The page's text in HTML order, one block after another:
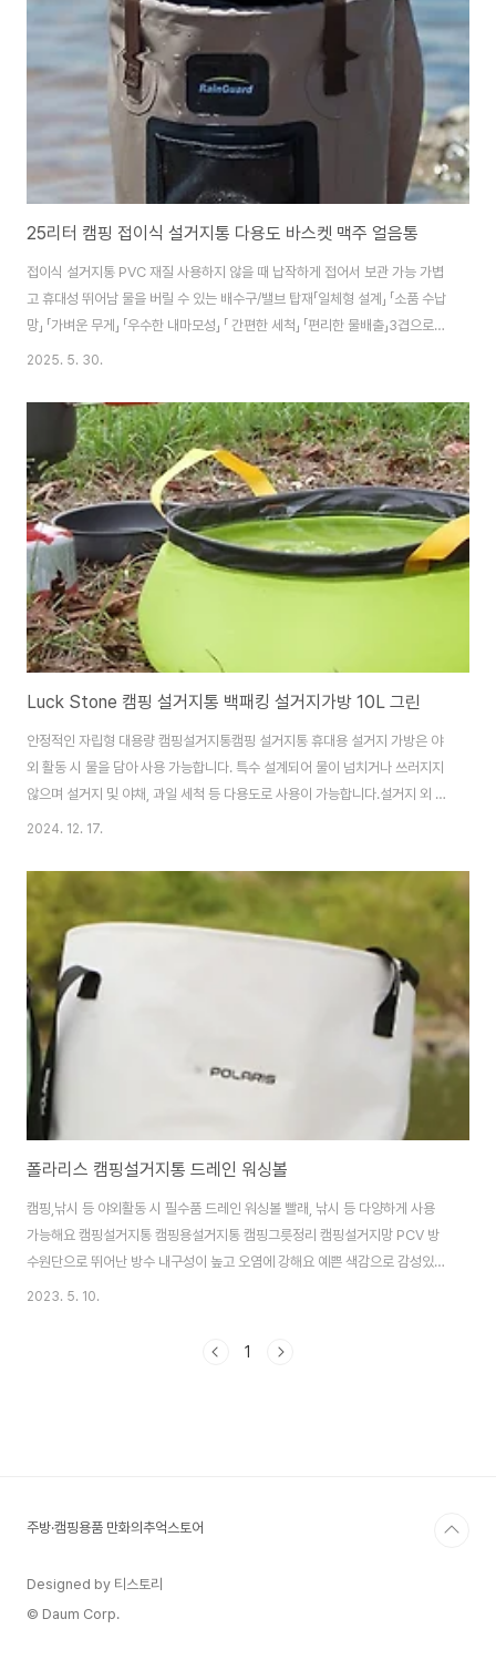
용량 공간 제품구매 https://smartstore.naver.com/treebook1/pro..
25리터 캠핑 접이식 설거지통 다용도 바스켓 맥주 얼음통
접이식 설거지통 PVC 재질 사용하지 않을 때 납작하게 접어서 보관 가능 가볍
고 휴대성 뛰어남 물을 버릴 수 있는 배수구/밸브 탑재「일체형 설계」 「소품 수납
망」 「가벼운 무게」 「우수한 내마모성」 「 간편한 세척」 「편리한 물배출」3겹으로
두꺼운 PVC 소재 채택 쉽게 직립이 가능합니다.아래로 누르면 쉽게 접히는 구
틱 방수기술 처리 우수한 방수력을 자랑합니다. 양쪽 손잡이를 보강하고 넓혀
서 찢어짐을 방지하고 휴대가 간편하도록 세심하게 제작되었습니다.내부 용량
이 커서 설거지 거리를 많이 담을수 있습니다. 물을 뜰때도 효과적! 25L의 대
용량 공간 제품구매 https://smartstore.naver.com/treebook1/pro..
2025. 5. 30.
Luck Stone 캠핑 설거지통 백패킹 설거지가방 10L 그린
안정적인 자립형 대용량 캠핑설거지통캠핑 설거지통 휴대용 설거지 가방은 야
외 활동 시 물을 담아 사용 가능합니다. 특수 설계되어 물이 넘치거나 쓰러지지
않으며 설거지 및 야채, 과일 세척 등 다용도로 사용이 가능합니다.설거지 외 불
필요 할 때에는 주머니에 쏙 넣어 간편하게 보관이 가능하며 부피가 작아 언제
https://smartstore.naver.com/treebook1/products/7286412279 Luck
Stone 대용량 캠핑 설거지통 설거지가방 물통 10L 그린 : 만화의추억스토어
[만화의추억스토어] 생활용품/IT/캠핑용품smartstore.naver.com방수재
질 및 심실링 처리로 누수를 방지하며 뛰어난 방수효과를 자랑합니다. 꼼꼼..
2024. 12. 17.
폴라리스 캠핑설거지통 드레인 워싱볼
캠핑,낚시 등 야외활동 시 필수품 드레인 워싱볼 빨래, 낚시 등 다양하게 사용
가능해요 캠핑설거지통 캠핑용설거지통 캠핑그릇정리 캠핑설거지망 PCV 방
수원단으로 뛰어난 방수 내구성이 높고 오염에 강해요 예쁜 색감으로 감성있는
분위기를 연출해요
폴라리스 캠핑설거지통 드레인 워싱볼 캠핑 낚시 : 만화의추억스토어 [만화의
2023. 5. 10.
1
주방·캠핑용품 만화의추억스토어
Designed by 티스토리
© Daum Corp.